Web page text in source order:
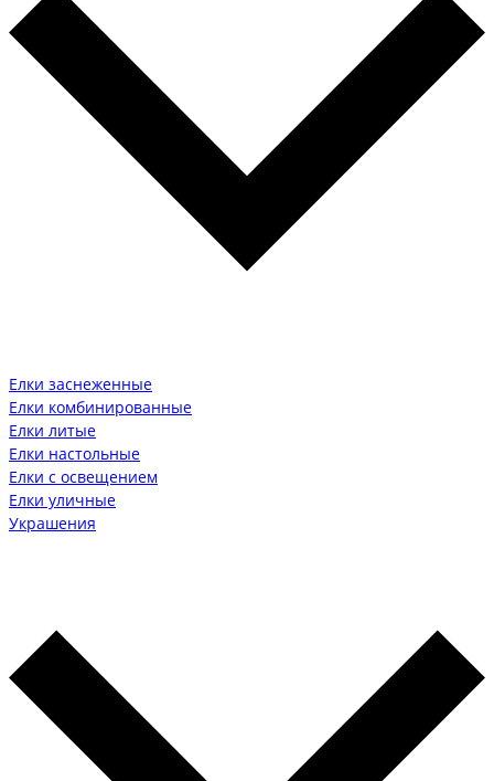
Елки заснеженные
Елки комбинированные
Елки литые
Елки настольные
Елки с освещением
Елки уличные
Украшения